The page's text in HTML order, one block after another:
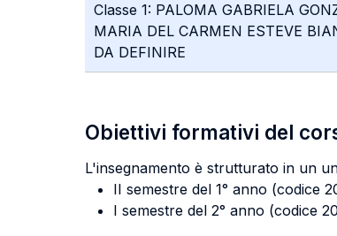
Classe 1: PALOMA GABRIELA
MARIA DEL CARMEN ESTEVE
DA DEFINIRE
Obiettivi formativi del
L'insegnamento è strutturato in un
II semestre del 1° anno (codice
I semestre del 2° anno (codice